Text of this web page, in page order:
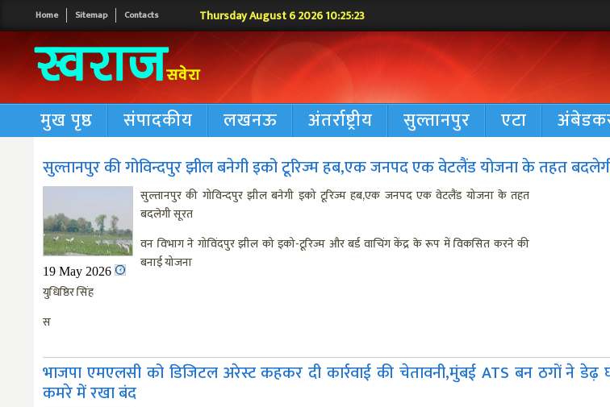
Home Sitemap Contacts Thursday August 6 2026 10:25:24
मुख पृष्ठ संपादकीय लखनऊ अंतर्राष्ट्रीय सुल्तानपुर एटा
सुल्तानपुर की गोविन्दपुर झील बनेगी इको टूरिज्म हब,एक जनपद एक वेटलैंड योजना के तहत
19 May 2026
सुल्तानपुर की गोविन्दपुर झील बनेगी इको टूरिज्म हब,एक जनपद एक वेटलैंड योजना के तहत
बदलेगी सूरत
वन विभाग ने गोविंदपुर झील को इको-टूरिज्म और बर्ड वाचिंग केंद्र के रूप में विकसित करने की
बनाई योजना
युधिष्ठिर सिंह
स
भाजपा एमएलसी को डिजिटल अरेस्ट कहकर दी कार्रवाई की चेतावनी,मुंबई ATS बन ठगों ने
कमरे में रखा बंद